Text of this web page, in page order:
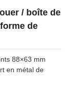
/ boîte de
de
88×63 mm
en métal de